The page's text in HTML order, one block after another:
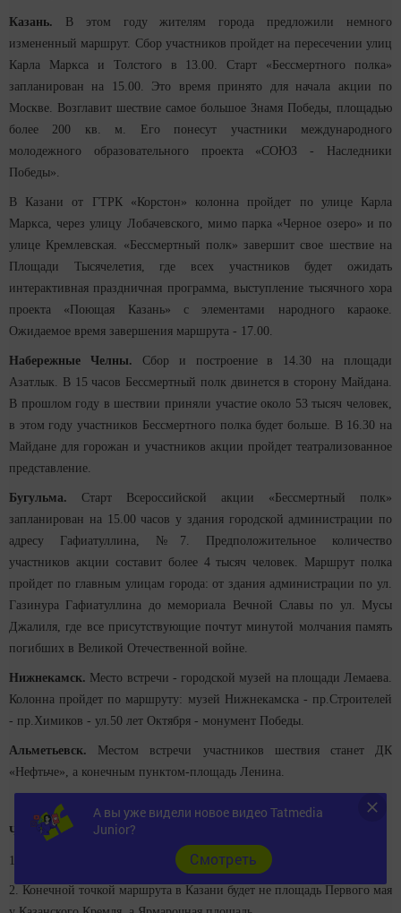
Казань.
В этом году жителям города предложили немного
измененный маршрут. Сбор участников пройдет на пересечении улиц
Карла Маркса и Толстого в 13.00. Старт «Бессмертного полка»
запланирован на 15.00. Это время принято для начала акции по
Москве. Возглавит шествие самое большое Знамя Победы, площадью
более 200 кв. м. Его понесут участники международного
молодежного образовательного проекта «СОЮЗ - Наследники
Победы».
В Казани от ГТРК «Корстон» колонна пройдет по улице Карла
Маркса, через улицу Лобачевского, мимо парка «Черное озеро» и по
улице Кремлевская. «Бессмертный полк» завершит свое шествие на
Площади Тысячелетия, где всех участников будет ожидать
интерактивная праздничная программа, выступление тысячного хора
проекта «Поющая Казань» с элементами народного караоке.
Ожидаемое время завершения маршрута - 17.00.
Набережные Челны. Сбор и построение в 14.30 на площади
Азатлык. В 15 часов Бессмертный полк двинется в сторону Майдана.
В прошлом году в шествии приняли участие около 53 тысяч человек,
в этом году участников Бессмертного полка будет больше. В 16.30 на
Майдане для горожан и участников акции пройдет театрализованное
представление.
Бугульма. Старт Всероссийской акции «Бессмертный полк»
запланирован на 15.00 часов у здания городской администрации по
адресу Гафиатуллина, №7. Предположительное количество
участников акции составит более 4 тысяч человек. Маршрут полка
пройдет по главным улицам города: от здания администрации по ул.
Газинура Гафиатуллина до мемориала Вечной Славы по ул. Мусы
Джалиля, где все присутствующие почтут минутой молчания память
погибших в Великой Отечественной войне.
Нижнекамск. Место встречи - городской музей на площади Лемаева.
Колонна пройдет по маршруту: музей Нижнекамска - пр.Строителей
- пр.Химиков - ул.50 лет Октября - монумент Победы.
Альметьевск.
Местом встречи участников шествия станет ДК
«Нефтьче», а конечным пунктом-площадь Ленина.
Что изменится?
1. Число участников акции станет больше в два раза.
2. Конечной точкой маршрута в Казани будет не площадь Первого мая
А вы уже видели новое видео Tatmedia
Junior?
Cмотреть